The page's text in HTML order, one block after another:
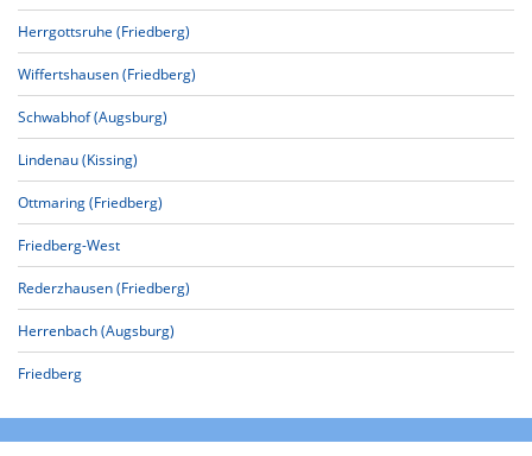
Herrgottsruhe (Friedberg)
Wiffertshausen (Friedberg)
Schwabhof (Augsburg)
Lindenau (Kissing)
Ottmaring (Friedberg)
Friedberg-West
Rederzhausen (Friedberg)
Herrenbach (Augsburg)
Friedberg